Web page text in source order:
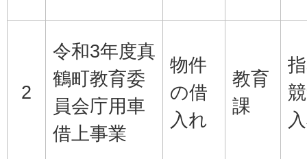
2
令和3年度真
鶴町教育委
員会庁用車
借上事業
物件
の借
入れ
教育
課